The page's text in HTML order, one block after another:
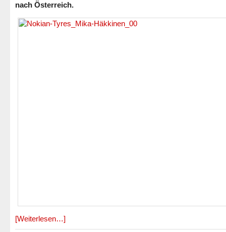
nach Österreich.
[Weiterlesen…]